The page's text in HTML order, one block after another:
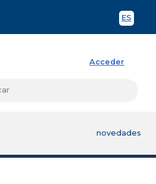
ES
Acceder
novedades